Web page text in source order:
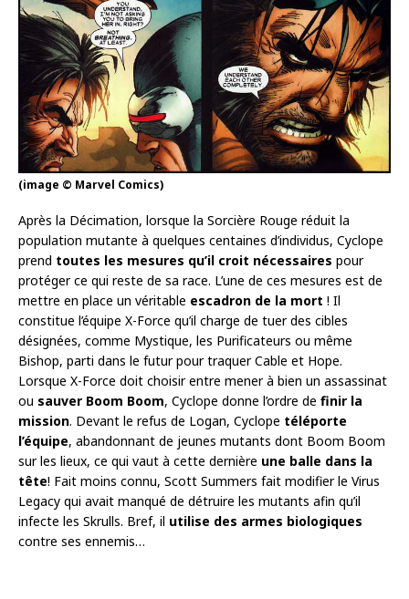
(image © Marvel Comics)
Après la Décimation, lorsque la Sorcière Rouge réduit la
population mutante à quelques centaines d’individus, Cyclope
prend toutes les mesures qu’il croit nécessaires pour
protéger ce qui reste de sa race. L’une de ces mesures est de
mettre en place un véritable escadron de la mort ! Il
constitue l’équipe X-Force qu’il charge de tuer des cibles
désignées, comme Mystique, les Purificateurs ou même
Bishop, parti dans le futur pour traquer Cable et Hope.
Lorsque X-Force doit choisir entre mener à bien un assassinat
ou sauver Boom Boom, Cyclope donne l’ordre de finir la
mission. Devant le refus de Logan, Cyclope téléporte
l’équipe, abandonnant de jeunes mutants dont Boom Boom
sur les lieux, ce qui vaut à cette dernière une balle dans la
tête! Fait moins connu, Scott Summers fait modifier le Virus
Legacy qui avait manqué de détruire les mutants afin qu’il
infecte les Skrulls. Bref, il utilise des armes biologiques
contre ses ennemis…